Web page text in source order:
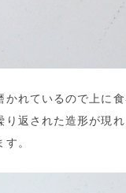
れているので上に
返された造形が現れ
。